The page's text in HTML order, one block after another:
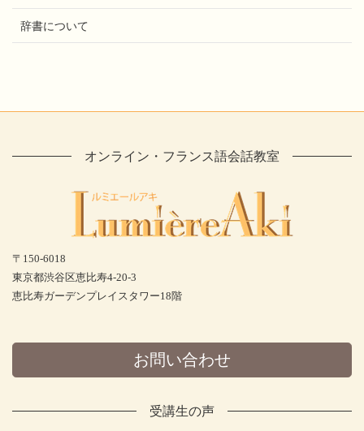
辞書について
オンライン・フランス語会話教室
〒150-6018
東京都渋谷区恵比寿4-20-3
恵比寿ガーデンプレイスタワー18階
お問い合わせ
受講生の声